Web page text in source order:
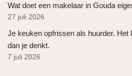
Wat doet een makelaar in Gouda
27 juli 2026
Je keuken opfrissen als huurder.
dan je denkt.
7 juli 2026